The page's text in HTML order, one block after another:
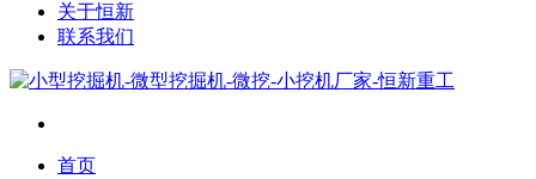
关于恒新
联系我们
首页